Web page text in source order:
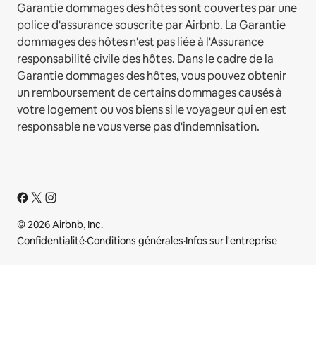
Garantie dommages des hôtes sont couvertes par une
police d'assurance souscrite par Airbnb. La Garantie
dommages des hôtes n'est pas liée à l'Assurance
responsabilité civile des hôtes. Dans le cadre de la
Garantie dommages des hôtes, vous pouvez obtenir
un remboursement de certains dommages causés à
votre logement ou vos biens si le voyageur qui en est
responsable ne vous verse pas d'indemnisation.
© 2026 Airbnb, Inc.
Confidentialité·Conditions générales·Infos sur l'entreprise